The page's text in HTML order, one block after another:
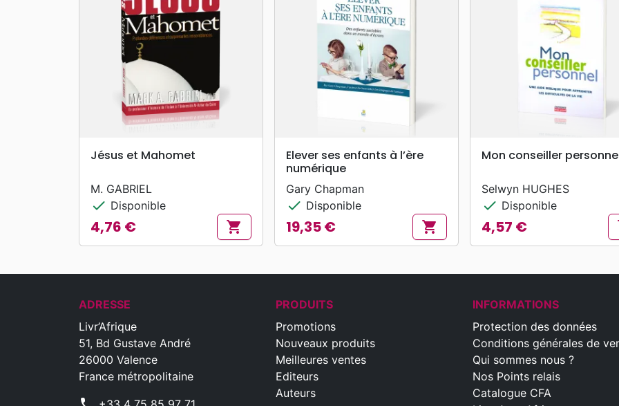
search APERÇU RAPIDE
Jésus et Mahomet
M. GABRIEL
check Disponible
Prix
4,76 € shopping_cart
search APERÇU RAPIDE
Elever ses enfants à l’ère
numérique
Gary Chapman
check Disponible
Prix
19,35 € shopping_cart
search APERÇU RAPIDE
Mon conseiller
Selwyn HUGHES
check Disponible
Prix
4,57 €
ADRESSE
Livr’Afrique
51, Bd Gustave André
26000 Valence
France métropolitaine
PRODUITS
Promotions
Nouveaux produits
Meilleures ventes
Editeurs
Auteurs
INFORMATIONS
Protection des données
Conditions générales de
Qui sommes nous ?
Nos Points relais
Catalogue CFA